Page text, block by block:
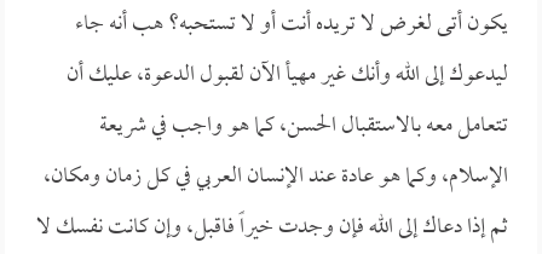
يكون أتى لغرض لا تريده أنت أو لا تستحبه؟ هب أنه جاء
ليدعوك إلى الله وأنك غير مهيأ الآن لقبول الدعوة، عليك أن
تتعامل معه بالاستقبال الحسن، كما هو واجب في شريعة
الإسلام، وكما هو عادة عند الإنسان العربي في كل زمان ومكان،
ثم إذا دعاك إلى الله فإن وجدت خيراً فاقبل، وإن كانت نفسك لا